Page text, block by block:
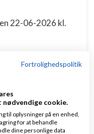
Fortrolighedspolitik
cookie.
til oplysninger på en enhed,
for at behandle
dine personlige data
22-06-2026 kl.
7 svar
hvis I
ydelser til